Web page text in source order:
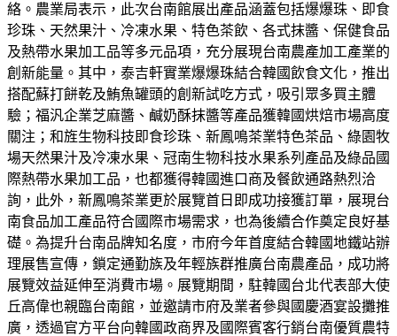
絡。農業局表示，此次台南館展出產品涵蓋包括爆爆珠、即食
珍珠、天然果汁、冷凍水果、特色茶飲、各式抹醬、保健食品
及熱帶水果加工品等多元品項，充分展現台南農產加工產業的
創新能量。其中，泰吉軒實業爆爆珠結合韓國飲食文化，推出
搭配蘇打餅乾及鮪魚罐頭的創新試吃方式，吸引眾多買主體
驗；福汎企業芝麻醬、鹹奶酥抹醬等產品獲韓國烘焙市場高度
關注；和旌生物科技即食珍珠、新鳳鳴茶業特色茶品、綠園牧
場天然果汁及冷凍水果、冠南生物科技水果系列產品及綠品國
際熱帶水果加工品，也都獲得韓國進口商及餐飲通路熱烈洽
詢，此外，新鳳鳴茶業更於展覽首日即成功接獲訂單，展現台
南食品加工產品符合國際市場需求，也為後續合作奠定良好基
礎。為提升台南品牌知名度，市府今年首度結合韓國地鐵站辦
理展售宣傳，鎖定通勤族及年輕族群推廣台南農產品，成功將
展覽效益延伸至消費市場。展覽期間，駐韓國台北代表部大使
丘高偉也親臨台南館，並邀請市府及業者參與國慶酒宴設攤推
廣，透過官方平台向韓國政商界及國際賓客行銷台南優質農特